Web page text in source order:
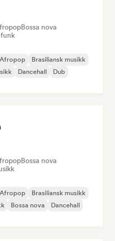
Bossa nova
funk
Brasiliansk musikk
Dancehall
Dub
Bossa nova
Brasiliansk musikk
Bossa nova
Dancehall